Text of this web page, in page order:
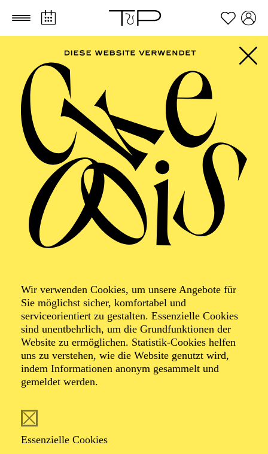
Zum Hauptinhalt springen Zum Footer springen
Wir verwenden Cookies, um unsere Angebote für
Sie möglichst sicher, komfortabel und
serviceorientiert zu gestalten. Essenzielle Cookies
sind unentbehrlich, um die Grundfunktionen der
Website zu ermöglichen. Statistik-Cookies helfen
uns zu verstehen, wie die Website genutzt wird,
indem Informationen anonym gesammelt und
gemeldet werden.
Essenzielle Cookies
PHILHARMONIE
Große Stimmen · Entertainment
Wallis Bird in
Concert
Carole King, Clara Schumann, Elena Kats-Chernin,
Enya, Francesca Caccini, Germaine Tailleferre,
Hildegard von Bingen, Janis Joplin, Joni Mitchell, Kate
Bush, Maria Theresia von Paradis, Sandie Wollasch,